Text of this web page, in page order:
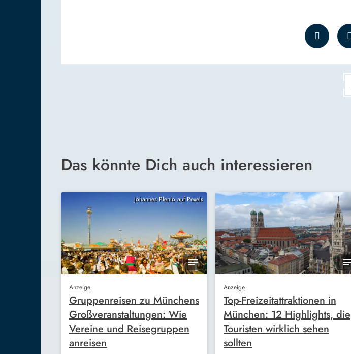
Das könnte Dich auch interessieren
Johannes Plenio auf Pexels
Anzeige
Gruppenreisen zu Münchens
Großveranstaltungen: Wie
Vereine und Reisegruppen
anreisen
Anzeige
Top-Freizeitattraktionen in
München: 12 Highlights, die
Touristen wirklich sehen
sollten